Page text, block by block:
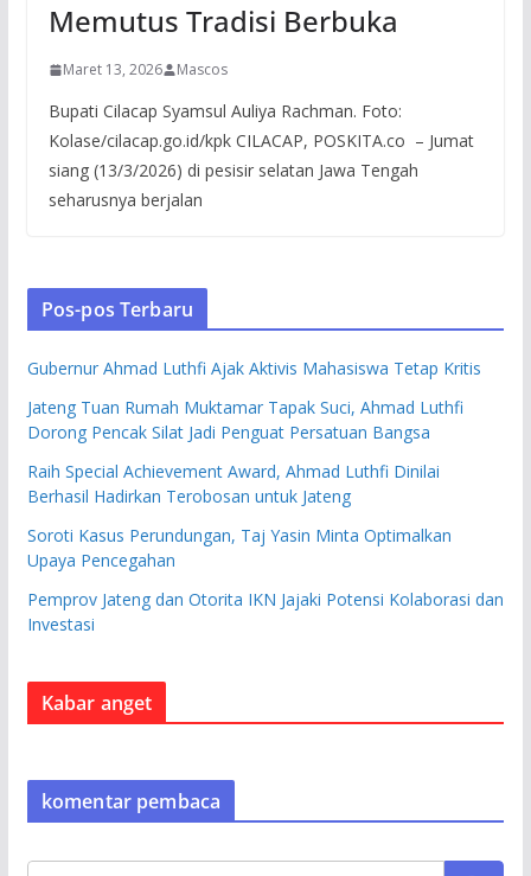
Memutus Tradisi Berbuka
Maret 13, 2026 Mascos
Bupati Cilacap Syamsul Auliya Rachman. Foto:
Kolase/cilacap.go.id/kpk CILACAP, POSKITA.co – Jumat
siang (13/3/2026) di pesisir selatan Jawa Tengah
seharusnya berjalan
Pos-pos Terbaru
Gubernur Ahmad Luthfi Ajak Aktivis Mahasiswa Tetap Kritis
Jateng Tuan Rumah Muktamar Tapak Suci, Ahmad Luthfi
Dorong Pencak Silat Jadi Penguat Persatuan Bangsa
Raih Special Achievement Award, Ahmad Luthfi Dinilai
Berhasil Hadirkan Terobosan untuk Jateng
Soroti Kasus Perundungan, Taj Yasin Minta Optimalkan
Upaya Pencegahan
Pemprov Jateng dan Otorita IKN Jajaki Potensi Kolaborasi dan
Investasi
Kabar anget
komentar pembaca